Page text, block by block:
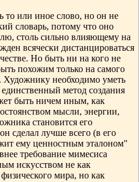
то или иное слово, но он не
словарь, потому что оно
столь сильно влияющему на
всячески дистанцироваться
Но быть ни на кого не
похожим только на самого
Художнику необходимо уметь
метод создания
быть ничем иным, как
мысли, энергии,
становится его
сделал лучше всего (в его
ему ценностным эталоном"
требование мимесиса
искусством не как
мира, но как